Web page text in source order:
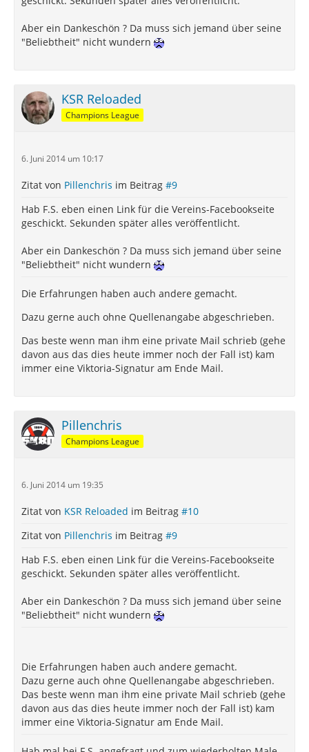
Aber ein Dankeschön ? Da muss sich jemand über seine
"Beliebtheit" nicht wundern
KSR Reloaded
Champions League
6. Juni 2014 um 10:17
Zitat von Pillenchris im Beitrag #9
Hab F.S. eben einen Link für die Vereins-Facebookseite
geschickt. Sekunden später alles veröffentlicht.
Aber ein Dankeschön ? Da muss sich jemand über seine
"Beliebtheit" nicht wundern
Die Erfahrungen haben auch andere gemacht.
Dazu gerne auch ohne Quellenangabe abgeschrieben.
Das beste wenn man ihm eine private Mail schrieb (gehe
davon aus das dies heute immer noch der Fall ist) kam
immer eine Viktoria-Signatur am Ende Mail.
Pillenchris
Champions League
6. Juni 2014 um 19:35
Zitat von KSR Reloaded im Beitrag #10
Zitat von Pillenchris im Beitrag #9
Hab F.S. eben einen Link für die Vereins-Facebookseite
geschickt. Sekunden später alles veröffentlicht.
Aber ein Dankeschön ? Da muss sich jemand über seine
"Beliebtheit" nicht wundern
Die Erfahrungen haben auch andere gemacht.
Dazu gerne auch ohne Quellenangabe abgeschrieben.
Das beste wenn man ihm eine private Mail schrieb (gehe
davon aus das dies heute immer noch der Fall ist) kam
immer eine Viktoria-Signatur am Ende Mail.